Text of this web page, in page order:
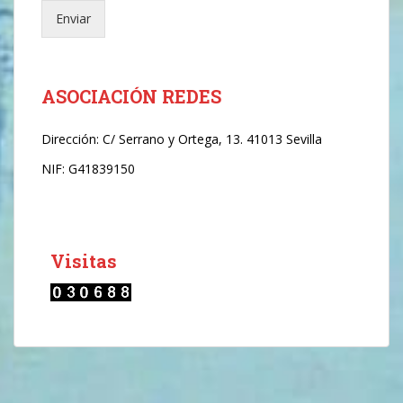
t
n
o
*
Enviar
ASOCIACIÓN REDES
Dirección: C/ Serrano y Ortega, 13. 41013 Sevilla
NIF: G41839150
Visitas